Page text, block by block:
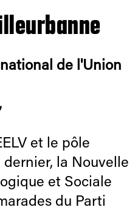
de l'Union
et le pôle
la Nouvelle
et Sociale
du Parti